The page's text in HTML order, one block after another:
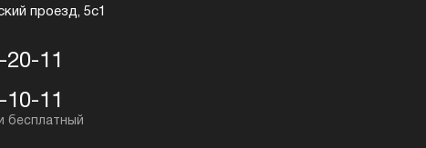
проезд, 5с1
20-11
10-11